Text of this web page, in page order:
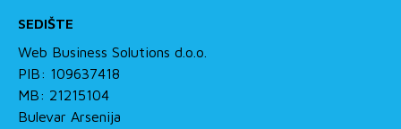
SEDIŠTE
Web Business Solutions d.o.o.
PIB: 109637418
MB: 21215104
Bulevar Arsenija